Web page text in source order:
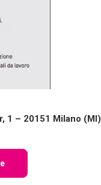
1 – 20151 Milano (MI)